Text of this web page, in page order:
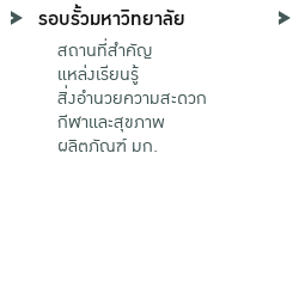
รอบรั้วมหาวิทยาลัย
สถานที่สำคัญ
แหล่งเรียนรู้
สิ่งอำนวยความสะดวก
กีฬาและสุขภาพ
ผลิตภัณฑ์ มก.